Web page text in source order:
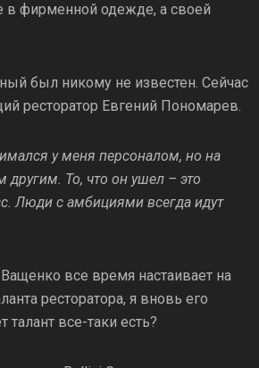
в фирменной одежде, а своей
был никому не известен. Сейчас
ресторатор Евгений Пономарев.
у меня персоналом, но на
другим. То, что он ушел – это
Люди с амбициями всегда идут
Ващенко все время настаивает на
ресторатора, я вновь его
все-таки есть?